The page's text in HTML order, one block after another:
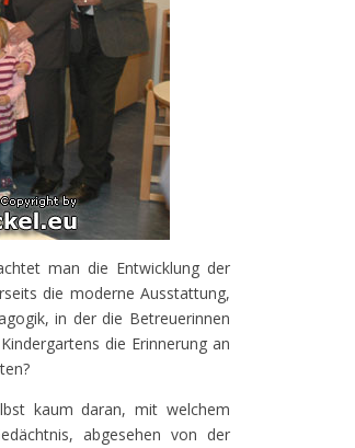
man die Entwicklung der
die moderne Ausstattung,
in der die Betreuerinnen
die Erinnerung an
kaum daran, mit welchem
abgesehen von der